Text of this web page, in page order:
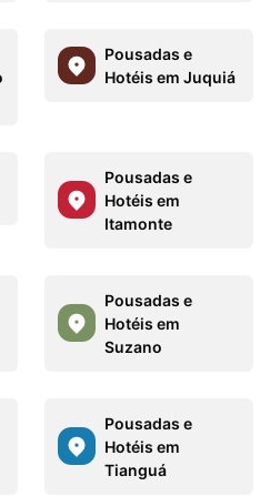
Pousadas e
Hotéis em Juquiá
Pousadas e
Hotéis em
Itamonte
Pousadas e
Hotéis em
Suzano
Pousadas e
Hotéis em
Tianguá